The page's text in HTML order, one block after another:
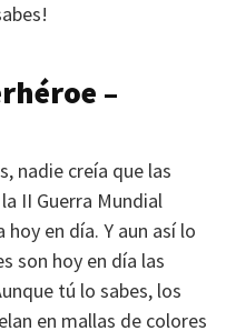
–
nadie creía que las
II Guerra Mundial
en día. Y aun así lo
son hoy en día las
tú lo sabes, los
en mallas de colores